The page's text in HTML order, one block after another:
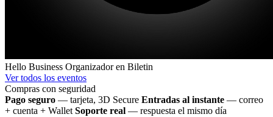
Hello Business Organizador en Biletin
Ver todos los eventos
Compras con seguridad
Pago seguro — tarjeta, 3D Secure Entradas al instante — correo
+ cuenta + Wallet Soporte real — respuesta el mismo día